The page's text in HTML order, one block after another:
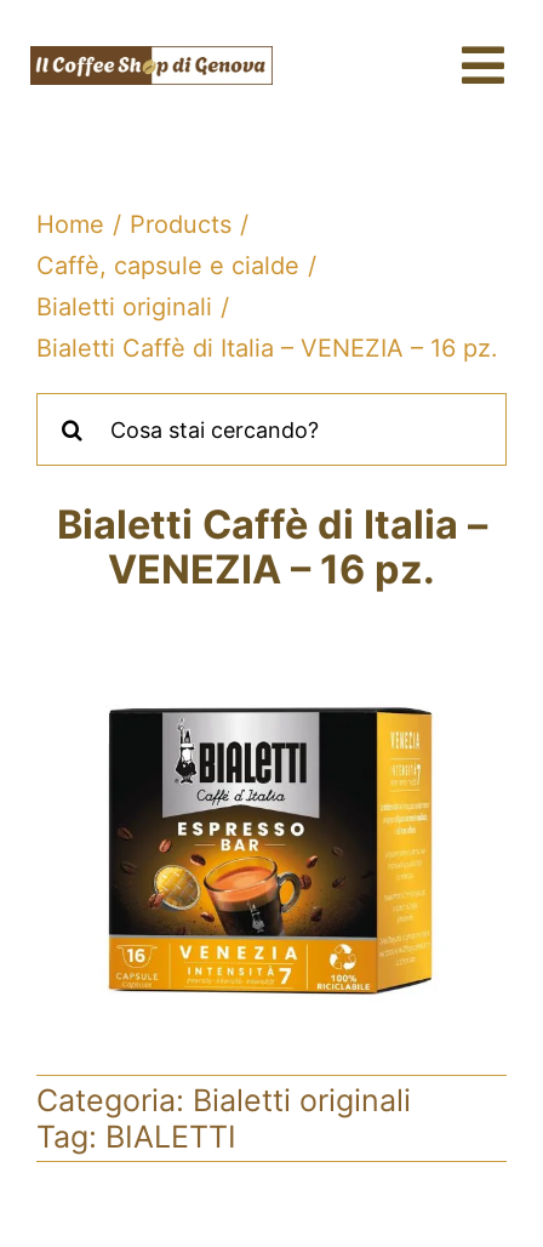
contenuto
Tè, tisane & Matcha
Acqua & SodaStream
Fidelity
Blog
Fidelity Card
Home
Products
Caffè, capsule e cialde
Bialetti originali
Bialetti Caffè di Italia – VENEZIA – 16 pz.
per:
Bialetti Caffè di Italia –
VENEZIA – 16 pz.
Categoria: Bialetti originali
Tag: BIALETTI